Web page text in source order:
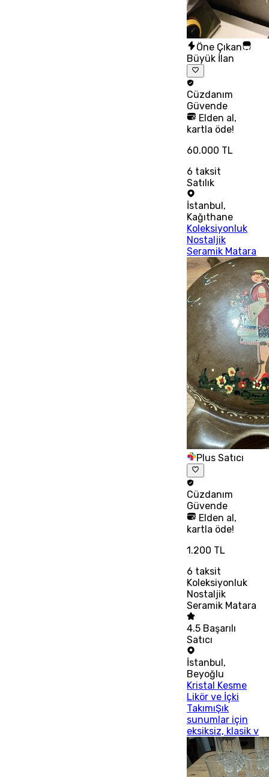
Öne Çıkan
Büyük İlan
Cüzdanım
Güvende
Elden al,
kartla öde!
60.000 TL
6 taksit
Satılık
İstanbul ,
Kağıthane
Koleksiyonluk
Nostaljik
Seramik Matara
Plus Satıcı
Cüzdanım
Güvende
Elden al,
kartla öde!
1.200 TL
6 taksit
Koleksiyonluk
Nostaljik
Seramik Matara
4.5 Başarılı
Satıcı
İstanbul,
Beyoğlu
Kristal Kesme
Likör ve İçki
TakımıŞık
sunumlar için
eksiksiz, klasik v